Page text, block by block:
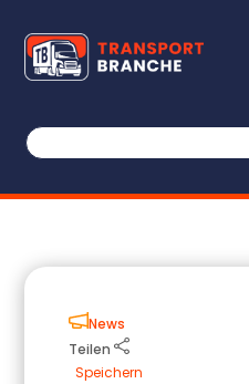
News
Teilen
Speichern